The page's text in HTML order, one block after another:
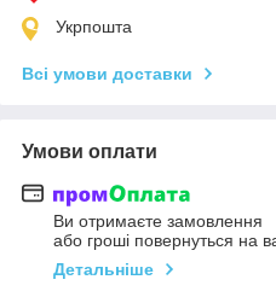
Укрпошта
Всі умови доставки
Умови оплати
Ви отримаєте замовлення
або гроші повернуться на
Детальніше